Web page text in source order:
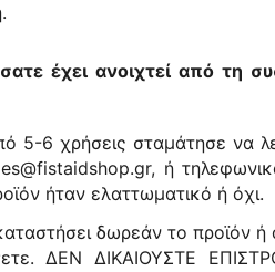
έχει ανοιχτεί από τη
5-6 χρήσεις σταμάτησε να
ή
ήταν ελαττωματικό ή όχι.
δωρεάν το προϊόν
ΔΕΝ ΔΙΚΑΙΟΥΣΤΕ